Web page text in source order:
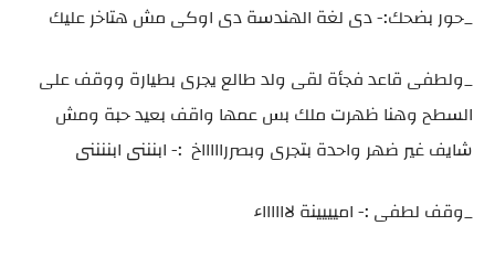
_حور بضحك:- دى لغة الهندسة دى اوكى مش هتاخر عليك
_ولطفى قاعد فجأة لقى ولد طالع يجرى بطيارة ووقف على
السطح وهنا ظهرت ملك بس عمها واقف بعيد حبة ومش
شايف غير ضهر واحدة بتجرى وبصرراااااخ :- ابنننى ابننننى
_وقف لطفى :- اميييينة لااااااء